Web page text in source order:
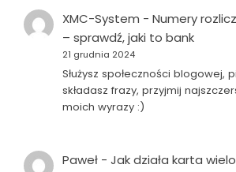
XMC-System - Numery
– sprawdź, jaki to bank
21 grudnia 2024
Służysz społeczności blogowej,
składasz frazy, przyjmij
moich wyrazy :)
Paweł- Jak działa karta